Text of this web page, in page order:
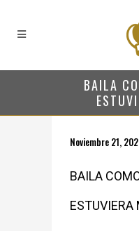
BAILA
Noviembre 21,
BAILA
ESTUVIERA